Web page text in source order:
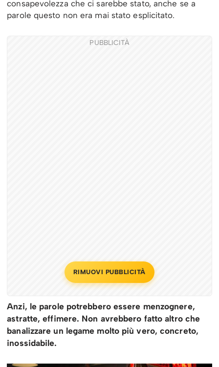
consapevolezza che ci sarebbe stato, anche se a
parole questo non era mai stato esplicitato.
PUBBLICITÀ
RIMUOVI PUBBLICITÀ
Anzi, le parole potrebbero essere menzognere,
astratte, effimere. Non avrebbero fatto altro che
banalizzare un legame molto più vero, concreto,
inossidabile.